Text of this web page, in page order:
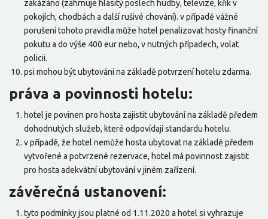
zakázáno (zahrnuje hlasitý poslech hudby, televize, křik v
pokojích, chodbách a další rušivé chování). v případě vážné
porušení tohoto pravidla může hotel penalizovat hosty finanční
pokutu a do výše 400 eur nebo, v nutných případech, volat
policii.
psi mohou být ubytováni na základě potvrzení hotelu zdarma.
práva a povinnosti hotelu:
hotel je povinen pro hosta zajistit ubytování na základě předem
dohodnutých služeb, které odpovídají standardu hotelu.
v případě, že hotel nemůže hosta ubytovat na základě předem
vytvořené a potvrzené rezervace, hotel má povinnost zajistit
pro hosta adekvátní ubytování v jiném zařízení.
závěrečná ustanovení:
tyto podmínky jsou platné od 1.11.2020 a hotel si vyhrazuje